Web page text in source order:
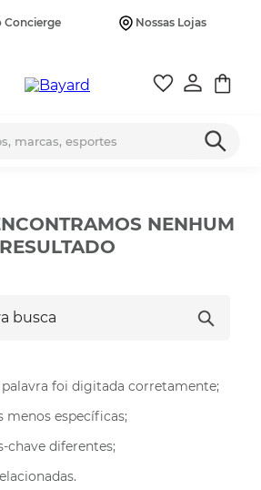
Nossas Lojas
NENHUM
RESULTADO
palavra foi digitada corretamente;
menos específicas;
chave diferentes;